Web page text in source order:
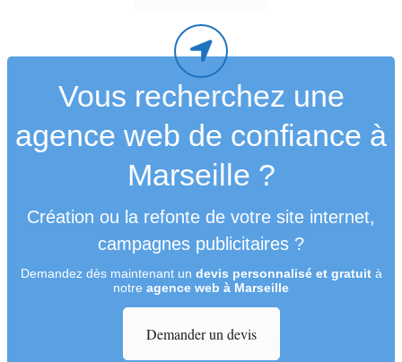
Vous recherchez une
agence web de confiance à
Marseille ?
Création ou la refonte de votre site internet,
campagnes publicitaires ?
Demandez dès maintenant un devis personnalisé et gratuità
notre agence web à Marseille
Demander un devis